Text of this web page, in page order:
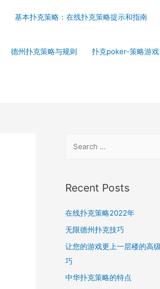
基本扑克策略：在线扑克策略提示和指南
德州扑克策略与规则 扑克poker-策略游戏
r
h
f
o
r
:
Recent Posts
在线扑克策略2022年
无限德州扑克技巧
让您的游戏更上一层楼的高
巧
中华扑克策略的特点